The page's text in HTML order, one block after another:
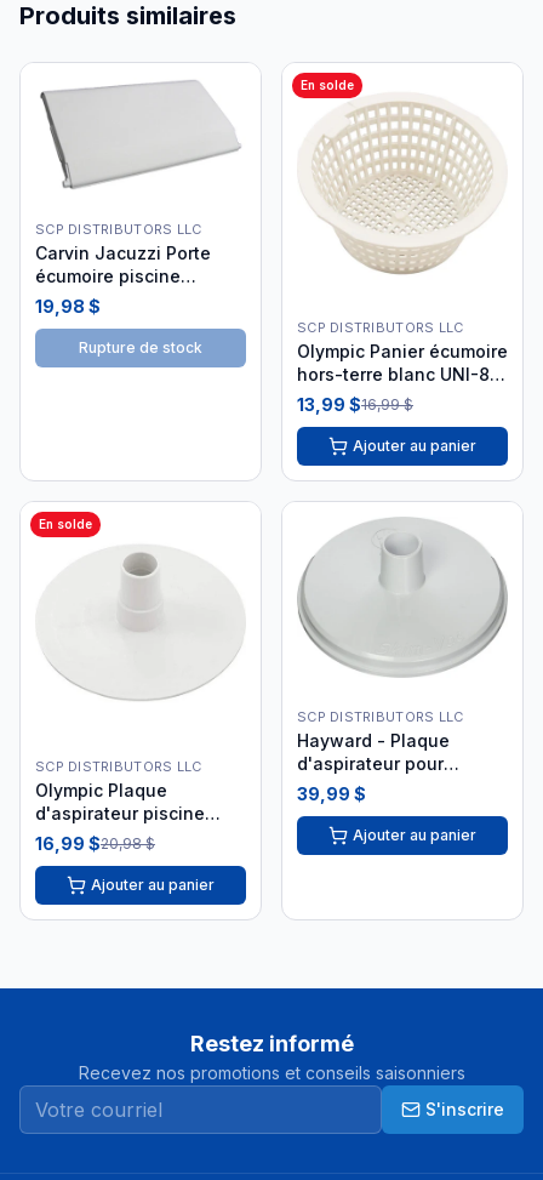
Produits similaires
SCP DISTRIBUTORS LLC
Carvin Jacuzzi Porte
écumoire piscine
creusée
19,98 $
Rupture de stock
En solde
SCP DISTRIBUTORS LLC
Olympic Panier écumoire
hors-terre blanc UNI-88
i26
13,99 $16,99 $
Ajouter au panier
En solde
SCP DISTRIBUTORS LLC
Olympic Plaque
d'aspirateur piscine
hors-terre
16,99 $20,98 $
Ajouter au panier
SCP DISTRIBUTORS LLC
Hayward - Plaque
d'aspirateur pour
piscine creusée SP1106A
i26
39,99 $
Ajouter au panier
Restez informé
Recevez nos promotions et conseils saisonniers
S'inscrire